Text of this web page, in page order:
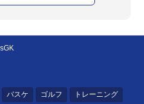
バスケ ゴルフ トレーニング